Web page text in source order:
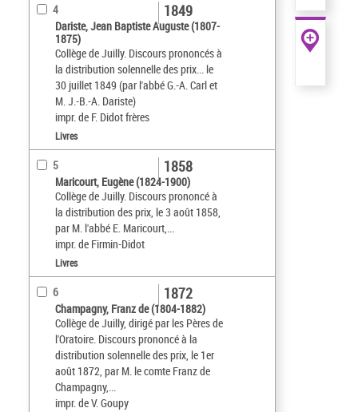
4
Dariste, Jean Baptiste Auguste (1807-
1875)
Collège de Juilly. Discours prononcés à
la distribution solennelle des prix... le
30 juillet 1849 (par l'abbé G.-A. Carl et
M. J.-B.-A. Dariste)
impr. de F. Didot frères
1849
Livres
5
Maricourt, Eugène (1824-1900)
Collège de Juilly. Discours prononcé à
la distribution des prix, le 3 août 1858,
par M. l'abbé E. Maricourt,...
impr. de Firmin-Didot
1858
Livres
6
Champagny, Franz de (1804-1882)
Collège de Juilly, dirigé par les Pères de
l'Oratoire. Discours prononcé à la
distribution solennelle des prix, le 1er
août 1872, par M. le comte Franz de
Champagny,...
impr. de V. Goupy
1872